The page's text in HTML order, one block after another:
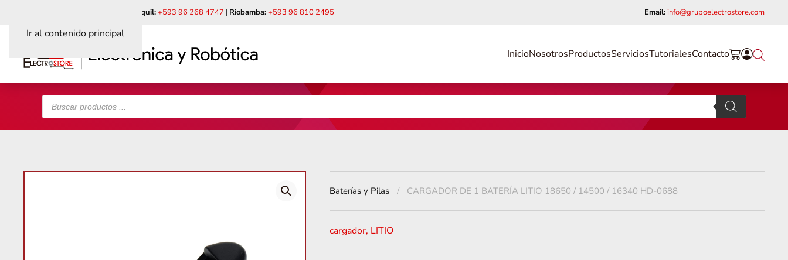
Ir al contenido principal
Guayaquil:+593 96 268 4747 | Riobamba:+593 96 810 2495 Email:info@grupoelectrostore.com
InicioNosotrosProductosServiciosTutorialesContacto
Búsqueda
de
productos
Baterías y Pilas CARGADOR DE 1 BATERÍA LITIO 18650 / 14500 / 16340 HD-0688
cargador, LITIO